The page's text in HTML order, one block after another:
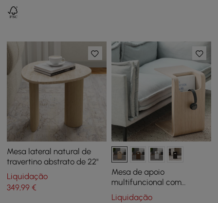
Mesa lateral natural de
travertino abstrato de 22"
Liquidação
349,99 €
Mesa de apoio
multifuncional com
revisteiro 60 cm natural
Liquidação